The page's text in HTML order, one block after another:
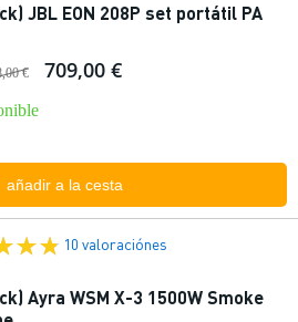
JBL EON 208P set portátil PA
€ 709,00 €
añadir a la cesta
10 valoraciónes
Ayra WSM X-3 1500W Smoke